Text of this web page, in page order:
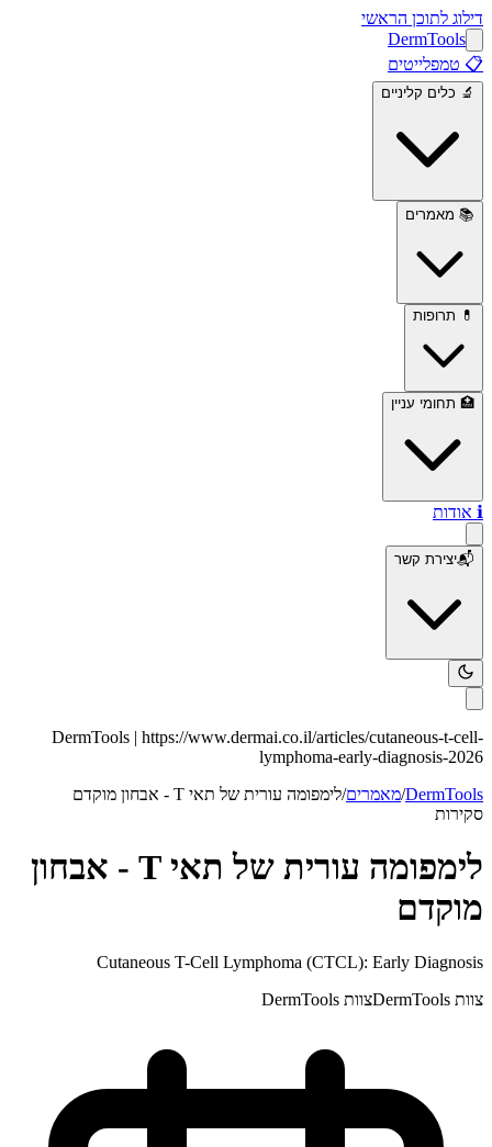
דילוג לתוכן הראשי
DermTools
📋 טמפלייטים
🔬 כלים קליניים
📚 מאמרים
💊 תרופות
🏥 תחומי עניין
ℹ️ אודות
📬יצירת קשר
DermTools | https://www.dermai.co.il/articles/cutaneous-t-cell-
lymphoma-early-diagnosis-2026
DermTools
/מאמרים/לימפומה עורית של תאי T - אבחון מוקדם
סקירות
לימפומה עורית של תאי T - אבחון
מוקדם
Cutaneous T-Cell Lymphoma (CTCL): Early Diagnosis
צוות DermTools
צוות DermTools